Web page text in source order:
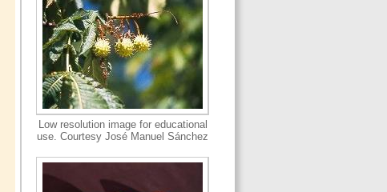
Low resolution image for educational
use. Courtesy José Manuel Sánchez